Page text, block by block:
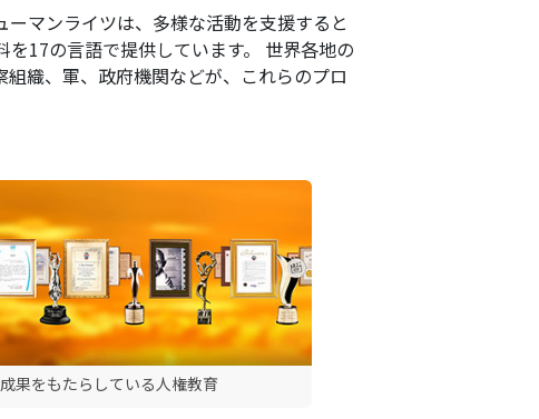
マンライツは、多様な活動を支援すると
17の言語で提供しています。 世界各地の
織、軍、政府機関などが、これらのプロ
成果をもたらしている人権教育